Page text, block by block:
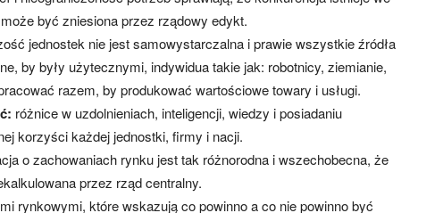
być zniesiona przez rządowy edykt.
jednostek nie jest samowystarczalna i prawie wszystkie źródła
by były użytecznymi, indywidua takie jak: robotnicy, ziemianie,
razem, by produkować wartościowe towary i usługi.
różnice w uzdolnieniach, inteligencji, wiedzy i posiadaniu
korzyści każdej jednostki, firmy i nacji.
o zachowaniach rynku jest tak różnorodna i wszechobecna, że
przez rząd centralny.
rynkowymi, które wskazują co powinno a co nie powinno być